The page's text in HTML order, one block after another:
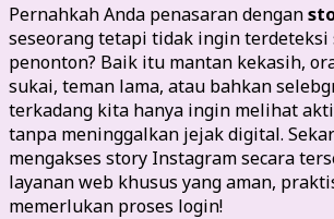
Pernahkah Anda penasaran dengan
seseorang tetapi tidak ingin terdeteksi
penonton? Baik itu mantan kekasih,
sukai, teman lama, atau bahkan
terkadang kita hanya ingin melihat
tanpa meninggalkan jejak digital.
mengakses story Instagram secara
layanan web khusus yang aman,
memerlukan proses login!